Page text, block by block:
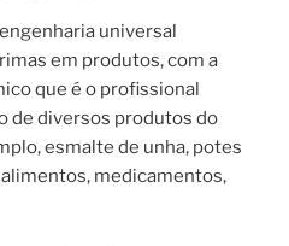
universal
em produtos, com a
que é o profissional
de diversos produtos do
esmalte de unha, potes
medicamentos,